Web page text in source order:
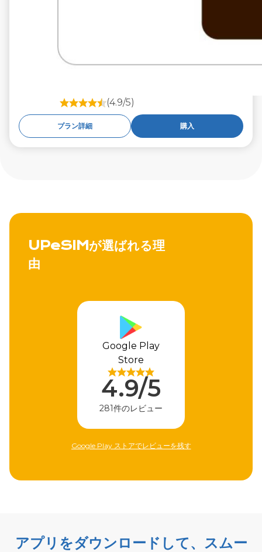
(4.9/5)
プラン詳細 購入
UPeSIMが選ばれる理
由
Apple Store
4.9/5
310件のレビュー
Apple Storeでレビューを残す
アプリをダウンロードして、スムー